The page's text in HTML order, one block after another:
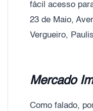
fácil acesso
23 de Maio,
Vergueiro,
Como falado,